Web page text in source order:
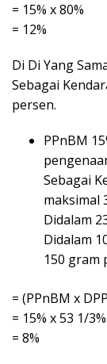
= 15% x 80%
= 12%
Di Di Yang
Sebagai
persen.
PPnBM
Sebagai
maksimal
Didalam
Didalam
150 gram
= (PPnBM x
= 15% x 53 1/3%
= 8%